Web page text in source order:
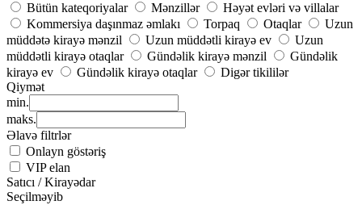
Bütün kateqoriyalar
Mənzillər
Həyət evləri və villalar
Kommersiya daşınmaz əmlakı
Torpaq Otaqlar
Uzun
müddətə kirayə mənzil
Uzun müddətli kirayə ev
Uzun
müddətli kirayə otaqlar
Gündəlik kirayə mənzil
Gündəlik
kirayə ev
Gündəlik kirayə otaqlar
Digər tikililər
Qiymət
min.
maks.
Əlavə filtrlər
Onlayn göstəriş
VIP elan
Satıcı / Kirayədar
Seçilməyib